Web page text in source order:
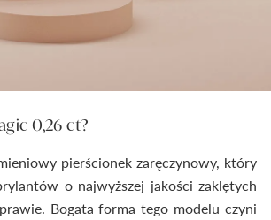
0,26 ct?
pierścionek zaręczynowy, który
o najwyższej jakości zaklętych
Bogata forma tego modelu czyni